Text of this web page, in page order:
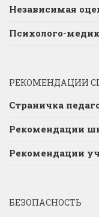
Независимая
Психолого-
РЕКОМЕНДАЦИИ
Страничка
Рекомендации
Рекомендации
БЕЗОПАСНОСТЬ